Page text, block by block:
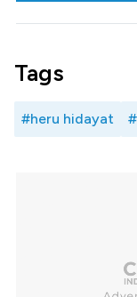
Tags
#heru hidayat